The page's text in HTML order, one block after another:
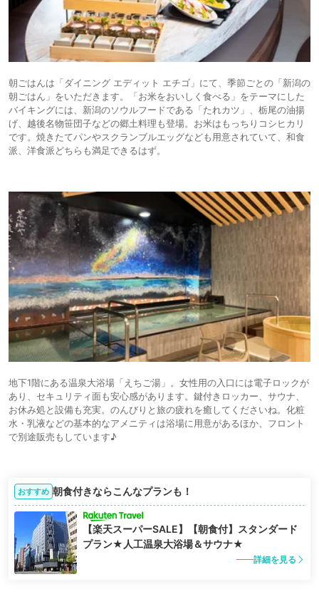
朝ごはんは「ダイニング エディット エチゴ」にて、季節ごとの「新潟の
朝ごはん」をいただきます。「お米をおいしく食べる」をテーマにした
バイキングには、新潟のソウルフードである「たれカツ」、栃尾の油揚
げ、越後名物笹団子などの郷土料理も登場。お米はもっちりコシヒカリ
です。焼きたてパンやスクランブルエッグなども用意されていて、和食
派、洋食派どちらも満足できるはず。
地下1階にある温泉大浴場「えちご湯」。女性用の入口には電子ロックが
あり、セキュリティ面も安心感があります。鍵付きロッカー、サウナ、
お休み処と設備も充実。のんびりと旅の疲れを癒してくださいね。化粧
水・乳液などの基本的なアメニティは浴場に用意があるほか、フロント
で別途販売もしています♪
おすすめ 朝食付きならこんなプランも！
【楽天スーパーSALE】【朝食付】スタンダード
プラン★人工温泉大浴場＆サウナ★
詳細を見る